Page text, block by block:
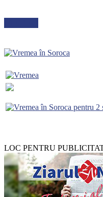
LOC PENTRU